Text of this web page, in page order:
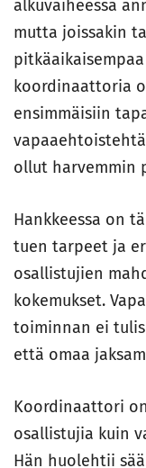
alkuvaiheessa
mutta joissakin
koordinaattoria
ensimmäisiin
ollut harvemmin
Hankkeessa on
tuen tarpeet ja
osallistujien
kokemukset.
toiminnan ei
että omaa
Koordinaattori
osallistujia kuin
Hän huolehtii